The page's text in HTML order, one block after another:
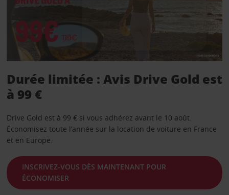
Durée limitée : Avis Drive Gold est
à 99 €
Drive Gold est à 99 € si vous adhérez avant le 10 août.
Économisez toute l’année sur la location de voiture en France
et en Europe.
INSCRIVEZ-VOUS DÈS MAINTENANT POUR
ÉCONOMISER